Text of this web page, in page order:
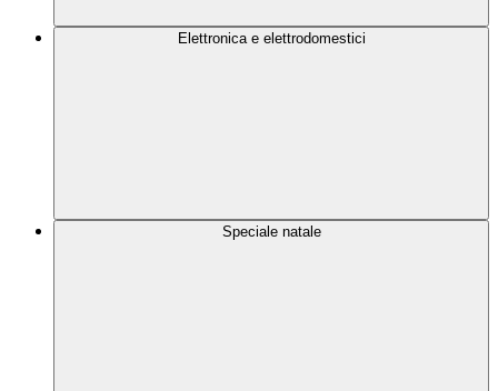
Elettronica e elettrodomestici
Speciale natale